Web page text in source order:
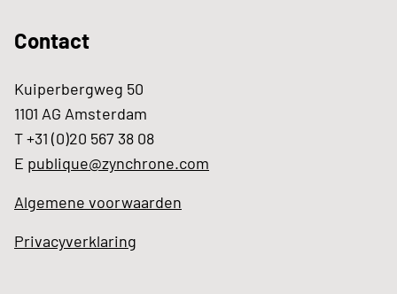
Contact
Kuiperbergweg 50
1101 AG Amsterdam
T +31 (0)20 567 38 08
E publique@zynchrone.com
Algemene voorwaarden
Privacyverklaring